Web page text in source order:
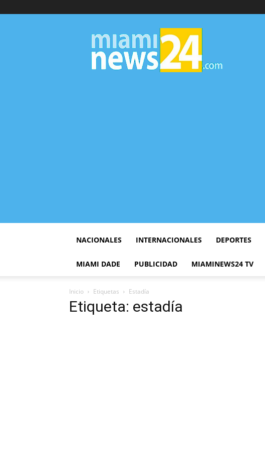
▷
Miami
News
24
NACIONALES INTERNACIONALES DEPORTES
MIAMI DADE PUBLICIDAD MIAMINEWS24 TV
Inicio Etiquetas Estadía
Etiqueta: estadía